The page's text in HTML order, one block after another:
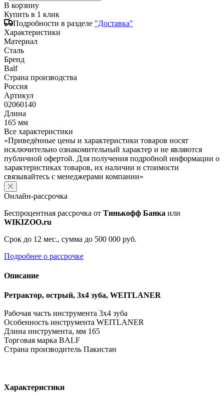
В корзину
Купить в 1 клик
Подробности в разделе "Доставка"
Характеристики
Материал
Сталь
Бренд
Balf
Страна производства
Россия
Артикул
02060140
Длина
165 мм
Все характеристики
«Приведённые цены и характеристики товаров носят
исключительно ознакомительный характер и не являются
публичной офертой. Для получения подробной информации о
характеристиках товаров, их наличии и стоимости
связывайтесь с менеджерами компании»
Онлайн-рассрочка
Беспроцентная рассрочка от Тинькофф Банка или
WIKIZOO.ru
Срок до 12 мес., сумма до 500 000 руб.
Подробнее о рассрочке
Описание
Ретрактор, острый, 3х4 зуба, WEITLANER
Рабочая часть инструмента 3х4 зуба
Особенность инструмента WEITLANER
Длина инструмента, мм 165
Торговая марка BALF
Страна производитель Пакистан
Характеристики